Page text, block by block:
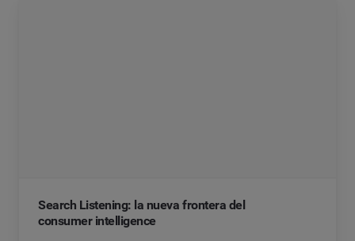
Search Listening: la nueva frontera del
consumer intelligence